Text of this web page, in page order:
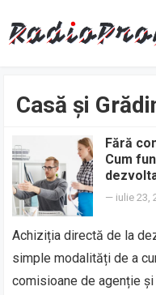
Casă și
Fără
Cum
— iulie 23,
Achiziția directă de la
simple modalități de a
comisioane de agenție